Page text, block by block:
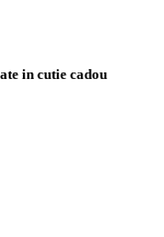
in cutie cadou